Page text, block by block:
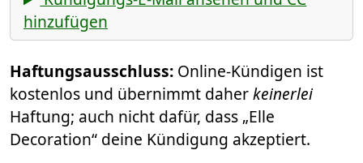
hinzufügen
Haftungsausschluss: Online-Kündigen ist
kostenlos und übernimmt daherkeinerlei
Haftung; auch nicht dafür, dass „Elle
Decoration“ deine Kündigung akzeptiert.